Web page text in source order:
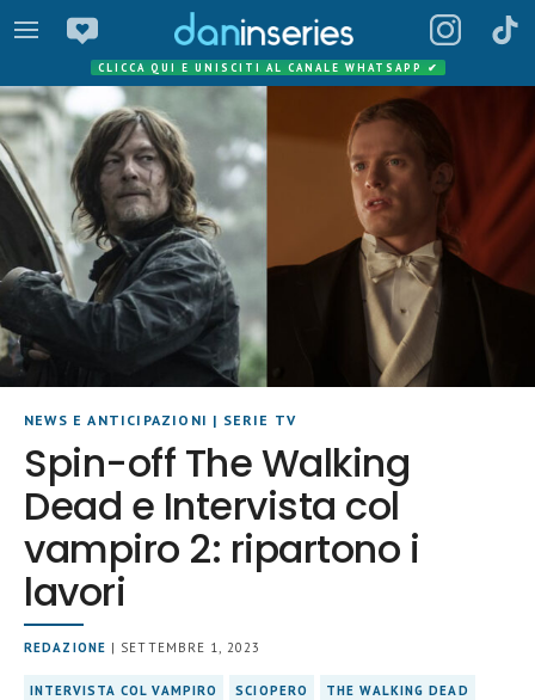
CLICCA QUI E UNISCITI AL CANALE WHATSAPP ✔
NEWS E ANTICIPAZIONI | SERIE TV
Spin-off The Walking
Dead e Intervista col
vampiro 2: ripartono i
lavori
REDAZIONE | SETTEMBRE 1, 2023
INTERVISTA COL VAMPIRO SCIOPERO THE WALKING DEAD